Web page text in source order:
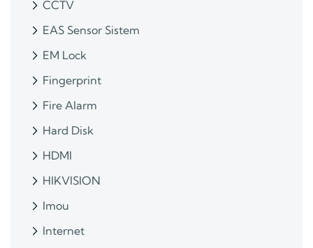
CCTV
EAS Sensor Sistem
EM Lock
Fingerprint
Fire Alarm
Hard Disk
HDMI
HIKVISION
Imou
Internet